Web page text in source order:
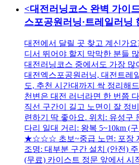
<대전러닝코스 완벽 가이
스포공원러닝·트레일러닝
대전에서 달릴 곳 찾고 계신가
디서 뛰어야 할지 막막한 분들
대전러닝코스 중에서도 가장 많
대전엑스포공원러닝, 대전트레
도, 추천 시간대까지 싹 정리해
천변은 대전 러너라면 한 번쯤
직선 구간이 길고 노면이 잘 정
련하기 딱 좋아요. 위치: 유성구
다리 일대 거리: 왕복 5~10km (
★☆☆☆ 초보~중급 노면: 포장
조명: 대부분 구간 설치 (안전)
(무료) 카이스트 정문 앞에서 시